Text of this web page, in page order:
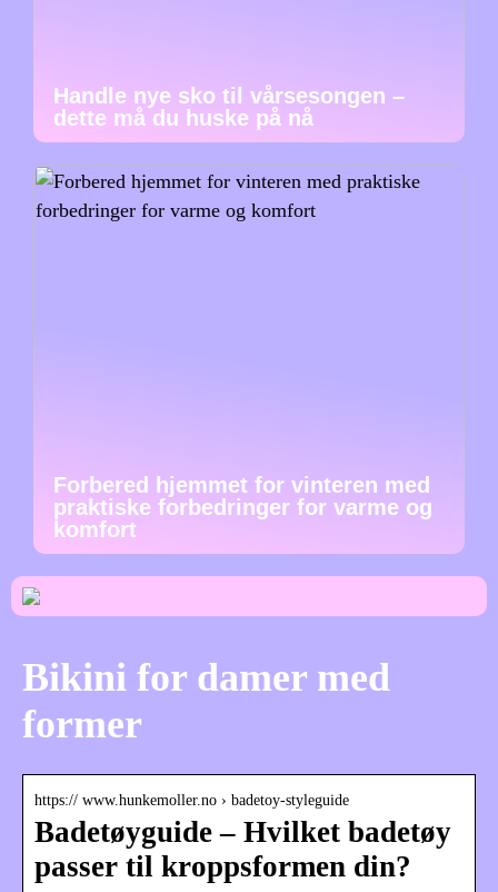
Handle nye sko til vårsesongen –
dette må du huske på nå
Forbered hjemmet for vinteren med
praktiske forbedringer for varme og
komfort
Bikini for damer med
former
https:// www.hunkemoller.no › badetoy-styleguide
Badetøyguide – Hvilket badetøy
passer til kroppsformen din?